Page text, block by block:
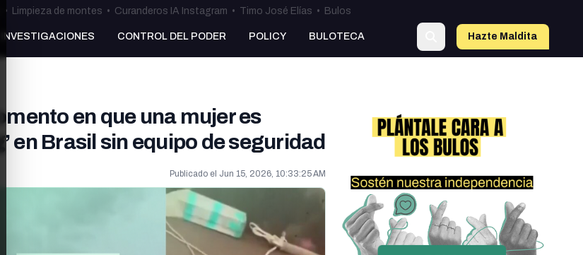
• Limpieza de montes • Curanderos IA Instagram • Timo José Elías • Bulos
INVESTIGACIONES CONTROL DEL PODER POLICY BULOTECA Hazte Maldita
en que una mujer es
en Brasil sin equipo de seguridad
Publicado el Jun 15, 2026, 10:33:25 AM